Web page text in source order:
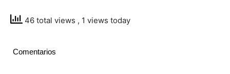
46 total views , 1 views today
Comentarios